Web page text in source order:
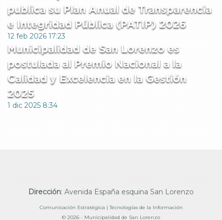
publica su Plan Anual de Transparencia
e Integridad Pública (PATIP) 2026
12 feb 2026 17:23
Municipalidad de San Lorenzo es
postulada al Premio Nacional a la
Calidad y Excelencia en la Gestión
2025
1 dic 2025 8:34
Dirección: Avenida España esquina San Lorenzo
Comunicación Estratégica | Tecnologías de la Información
© 2026 - Municipalidad de San Lorenzo